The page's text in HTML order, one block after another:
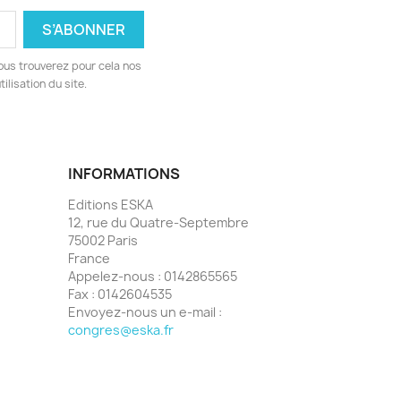
trouverez pour cela nos
du site.
INFORMATIONS
Editions ESKA
12, rue du Quatre-Septembre
75002 Paris
France
Appelez-nous : 0142865565
Fax : 0142604535
Envoyez-nous un e-mail :
congres@eska.fr